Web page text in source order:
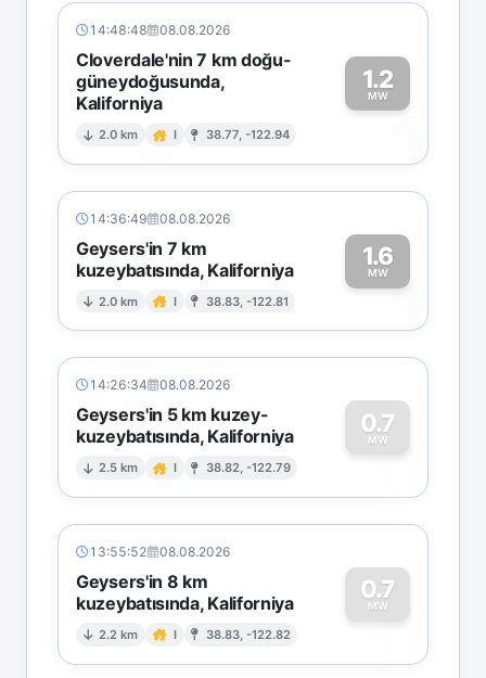
14:48:48 08.08.2026
Cloverdale'nin 7 km doğu-
güneydoğusunda,
Kaliforniya
2.0 km I 38.77, -122.94
1.2
MW
1
14:36:49 08.08.2026
Geysers'in 7 km
kuzeybatısında, Kaliforniya
2.0 km I 38.83, -122.81
1.6
MW1
14:26:34 08.08.2026
Geysers'in 5 km kuzey-
kuzeybatısında, Kaliforniya
2.5 km I 38.82, -122.79
0.7
MW
0
13:55:52 08.08.2026
Geysers'in 8 km
kuzeybatısında, Kaliforniya
2.2 km I 38.83, -122.82
0.7
MW
0